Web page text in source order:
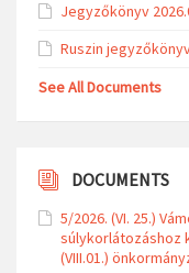
Jegyzőkönyv
Ruszin
See All Documents
DOCUMENTS
5/2026. (VI. 25.)
súlykorlátozáshoz
(VIII.01.)